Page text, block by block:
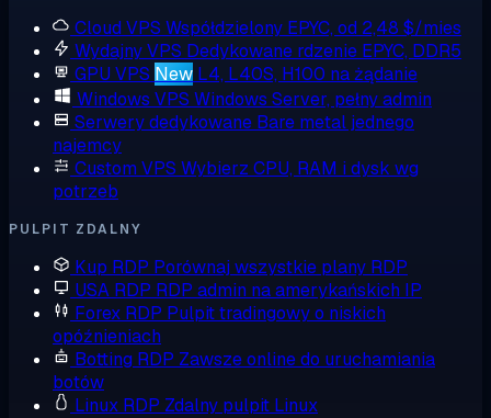
Cloud VPS Współdzielony EPYC, od 2,48 $/mies
Wydajny VPS Dedykowane rdzenie EPYC, DDR5
GPU VPS New L4, L40S, H100 na żądanie
Windows VPS Windows Server, pełny admin
Serwery dedykowane Bare metal jednego
najemcy
Custom VPS Wybierz CPU, RAM i dysk wg
potrzeb
PULPIT ZDALNY
Kup RDP Porównaj wszystkie plany RDP
USA RDP RDP admin na amerykańskich IP
Forex RDP Pulpit tradingowy o niskich
opóźnieniach
Botting RDP Zawsze online do uruchamiania
botów
Linux RDP Zdalny pulpit Linux